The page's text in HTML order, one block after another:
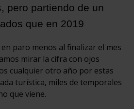
pero partiendo de un
que en 2019
paro menos al finalizar el mes
mirar la cifra con ojos
cualquier otro año por estas
turística, miles de temporales
que viene.